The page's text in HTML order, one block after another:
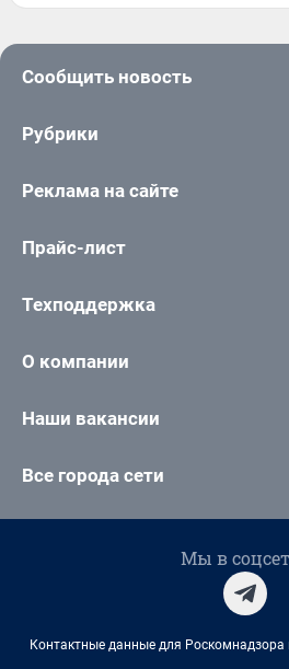
Сообщить новость
Рубрики
Реклама на сайте
Прайс-лист
Техподдержка
О компании
Наши вакансии
Все города сети
Мы в
Контактные данные для Роскомнадзора